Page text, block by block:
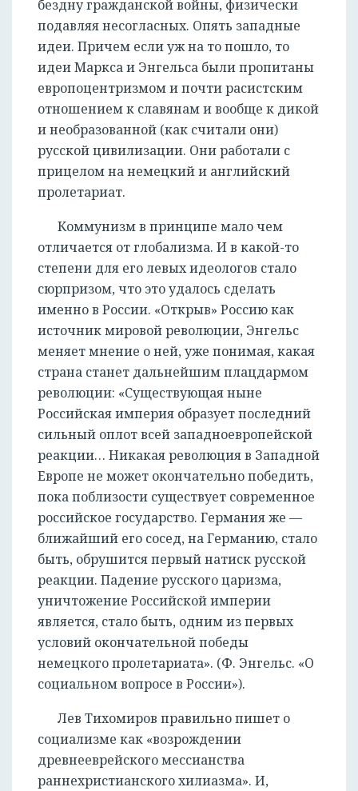
бездну гражданской войны, физически
подавляя несогласных. Опять западные
идеи. Причем если уж на то пошло, то
идеи Маркса и Энгельса были пропитаны
европоцентризмом и почти расистским
отношением к славянам и вообще к дикой
и необразованной (как считали они)
русской цивилизации. Они работали с
прицелом на немецкий и английский
пролетариат.
Коммунизм в принципе мало чем
отличается от глобализма. И в какой-то
степени для его левых идеологов стало
сюрпризом, что это удалось сделать
именно в России. «Открыв» Россию как
источник мировой революции, Энгельс
меняет мнение о ней, уже понимая, какая
страна станет дальнейшим плацдармом
революции: «Существующая ныне
Российская империя образует последний
сильный оплот всей западноевропейской
реакции… Никакая революция в Западной
Европе не может окончательно победить,
пока поблизости существует современное
российское государство. Германия же —
ближайший его сосед, на Германию, стало
быть, обрушится первый натиск русской
реакции. Падение русского царизма,
уничтожение Российской империи
является, стало быть, одним из первых
условий окончательной победы
немецкого пролетариата». (Ф. Энгельс. «О
социальном вопросе в России»).
Лев Тихомиров правильно пишет о
социализме как «возрождении
древнееврейского мессианства
раннехристианского хилиазма». И,